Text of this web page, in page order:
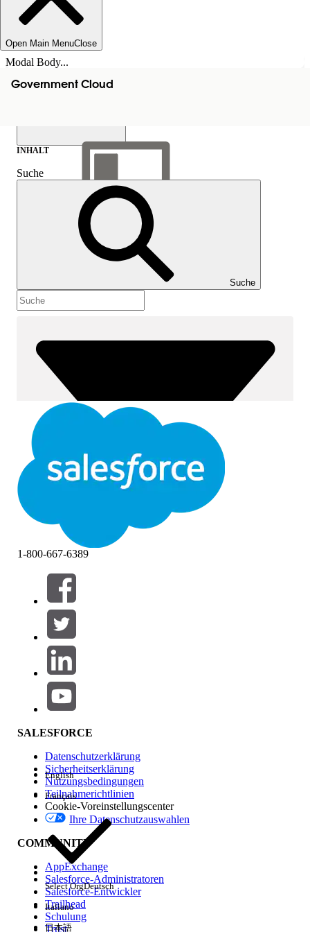
Open Main MenuClose
Modal Body...
Government Cloud
Inhalt anzeigen
Inhalt
INHALT
Suche
Suche
Filter (0)
FILTER AUSWÄHLEN
Produktbereich
Auswirkungen auf Funktionen
Edition
Erfahrung
1-800-667-6389
SALESFORCE
Datenschutzerklärung
Sicherheitserklärung
Nutzungsbedingungen
Teilnahmerichtlinien
Cookie-Voreinstellungscenter
Ihre Datenschutzauswahlen
COMMUNITY
AppExchange
Salesforce-Administratoren
Salesforce-Entwickler
Trailhead
Schulung
Trust
English
Français
Select OrgDeutsch
Italiano
日本語